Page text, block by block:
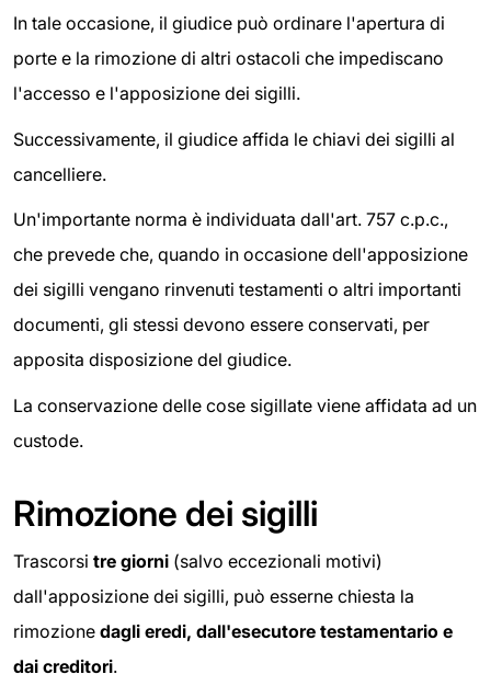
In tale occasione, il giudice può ordinare l'apertura di
porte e la rimozione di altri ostacoli che impediscano
l'accesso e l'apposizione dei sigilli.
Successivamente, il giudice affida le chiavi dei sigilli al
cancelliere.
Un'importante norma è individuata dall'art. 757 c.p.c.,
che prevede che, quando in occasione dell'apposizione
dei sigilli vengano rinvenuti testamenti o altri importanti
documenti, gli stessi devono essere conservati, per
apposita disposizione del giudice.
La conservazione delle cose sigillate viene affidata ad un
custode.
Rimozione dei sigilli
Trascorsi tre giorni (salvo eccezionali motivi)
dall'apposizione dei sigilli, può esserne chiesta la
rimozione dagli eredi, dall'esecutore testamentario e
dai creditori.